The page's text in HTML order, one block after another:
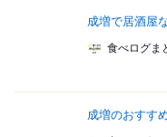
成増で居酒屋
食べログま
成増のおすす